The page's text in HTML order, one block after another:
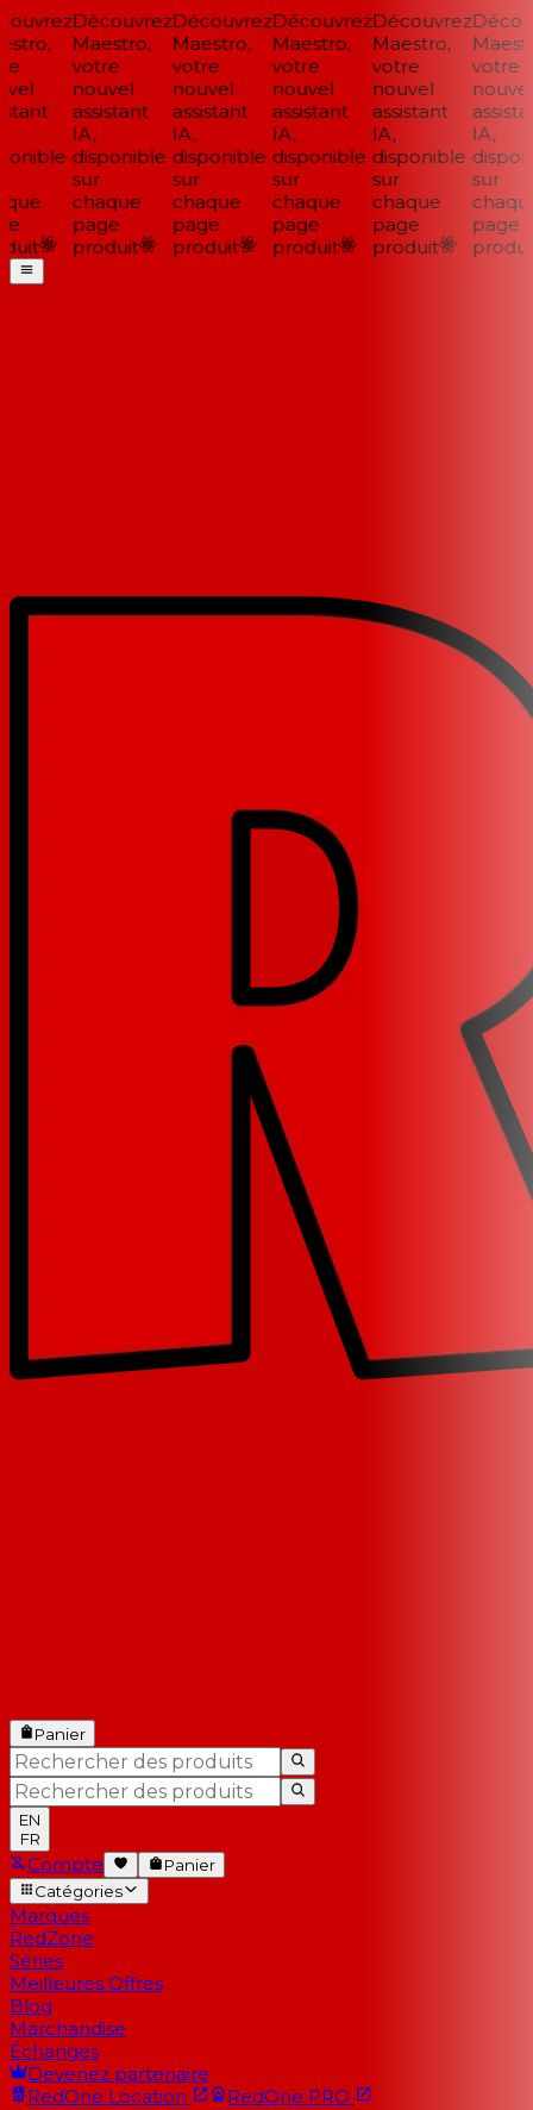
Découvrez
Maestro,
votre
nouvel
assistant
IA,
disponible
sur
chaque
page
produit
Découvrez
Maestro,
votre
nouvel
assistant
IA,
disponible
sur
chaque
page
produit
Découvrez
Maestro,
votre
nouvel
assistant
IA,
disponible
sur
chaque
page
produit
Découvrez
Maestro,
votre
nouvel
assistant
IA,
disponible
sur
chaque
page
produit
votre
nouvel
IA,
sur
chaque
page
produit
Panier
EN
FR
Compte
Panier
Catégories
Marques
RedZone
Séries
Meilleures Offres
Blog
Marchandise
Échanges
Devenez partenaire
RedOne Location RedOne PRO